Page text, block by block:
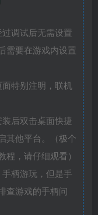
调试后无需设置
需要在游戏内设置
特别注明，联机
后双击桌面快捷
其他平台。（极个
，请仔细观看）
柄游玩，但是手
查游戏的手柄问